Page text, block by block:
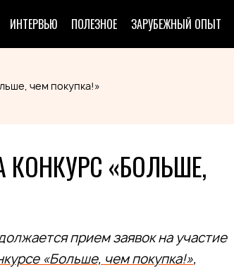
ИНТЕРВЬЮ ПОЛЕЗНОЕ ЗАРУБЕЖНЫЙ ОПЫТ
чем покупка!»
«БОЛЬШЕ,
прием заявок на участие
«Больше, чем покупка!»,